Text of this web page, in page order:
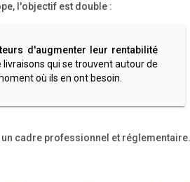
l'objectif est double :
d'augmenter leur rentabilité
qui se trouvent autour de
où ils en ont besoin.
cadre professionnel et réglementaire.